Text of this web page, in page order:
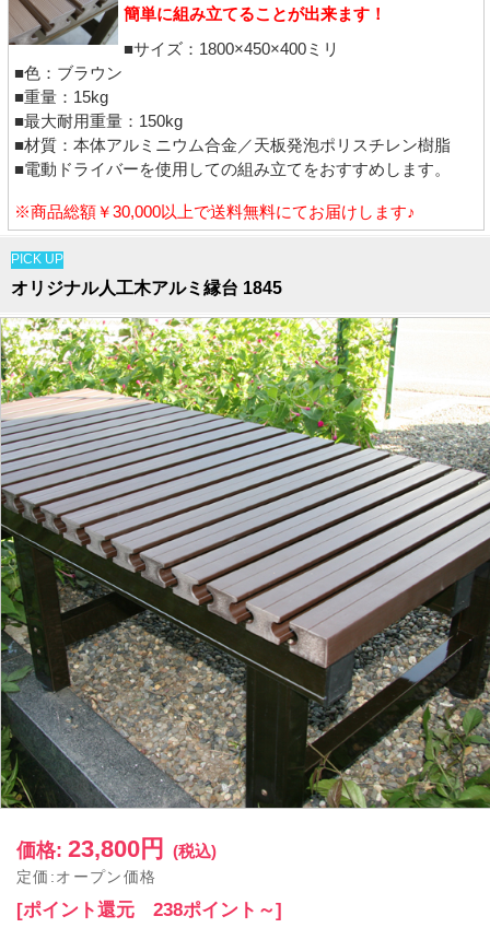
簡単に組み立てることが出来ます！
■サイズ：1800×450×400ミリ
■色：ブラウン
■重量：15kg
■最大耐用重量：150kg
■材質：本体アルミニウム合金／天板発泡ポリスチレン樹脂
■電動ドライバーを使用しての組み立てをおすすめします。
※商品総額￥30,000以上で送料無料にてお届けします♪
PICK UP
オリジナル人工木アルミ縁台 1845
価格: 23,800円 (税込)
定価:オープン価格
[ポイント還元 238ポイント～]